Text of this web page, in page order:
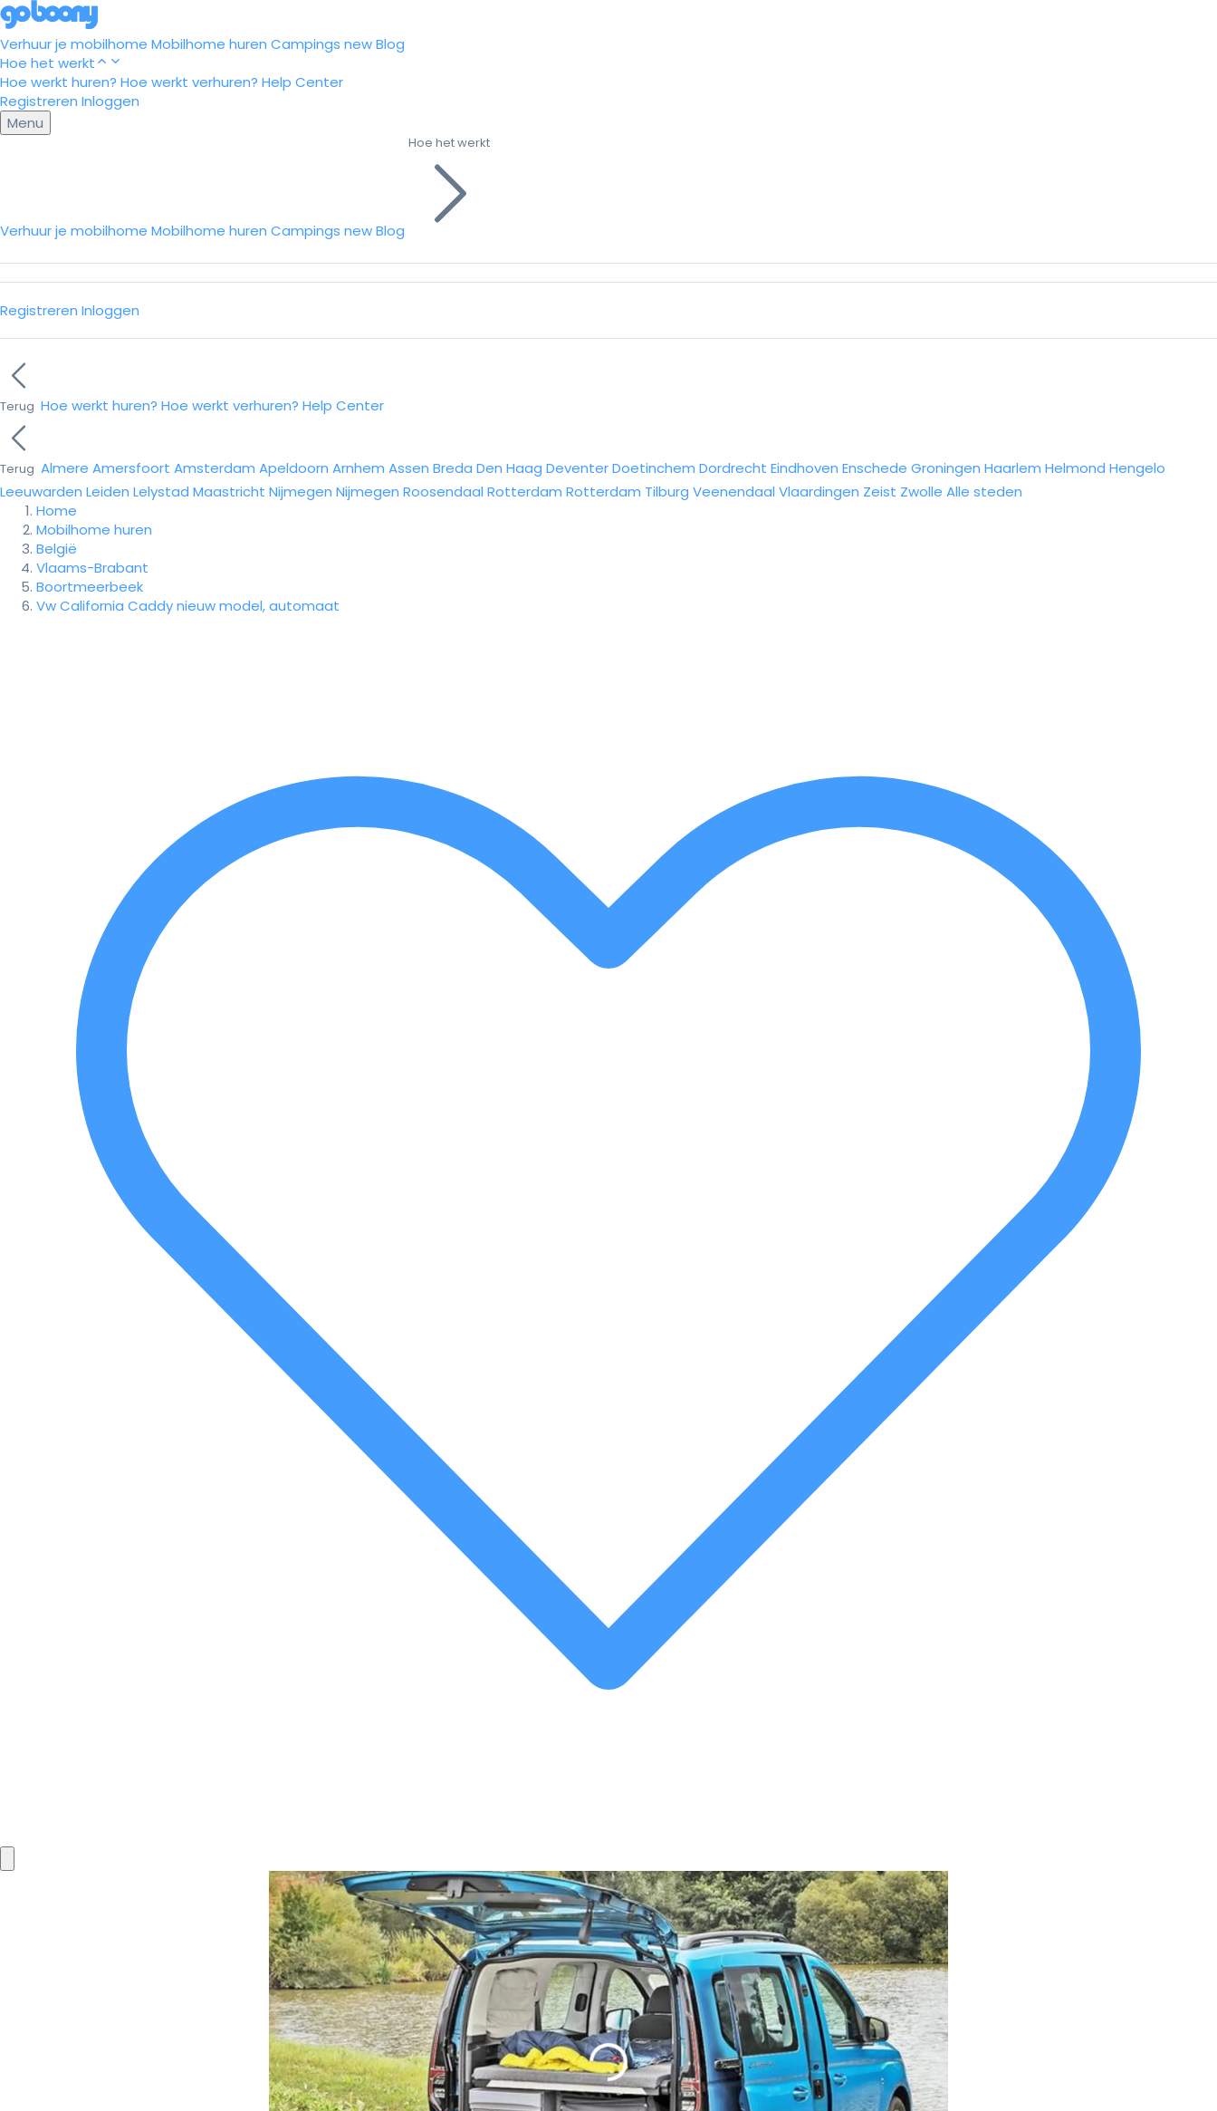
Verhuur je mobilhome Mobilhome huren Campings newBlog
Hoe het werkt
Hoe werkt huren? Hoe werkt verhuren? Help Center
Registreren Inloggen
Menu
Verhuur je mobilhome Mobilhome huren Campings newBlog
Hoe het werkt
Registreren Inloggen
Terug Hoe werkt huren? Hoe werkt verhuren? Help Center
Terug Almere Amersfoort Amsterdam Apeldoorn Arnhem Assen Breda Den Haag DeventerDoetinchem Dordrecht Eindhoven Enschede Groningen Haarlem Helmond Hengelo
Leeuwarden Leiden Lelystad Maastricht Nijmegen Nijmegen Roosendaal Rotterdam Rotterdam Tilburg Veenendaal Vlaardingen Zeist Zwolle Alle steden
Home
Mobilhome huren
België
Vlaams-Brabant
Boortmeerbeek
Vw California Caddy nieuw model, automaat